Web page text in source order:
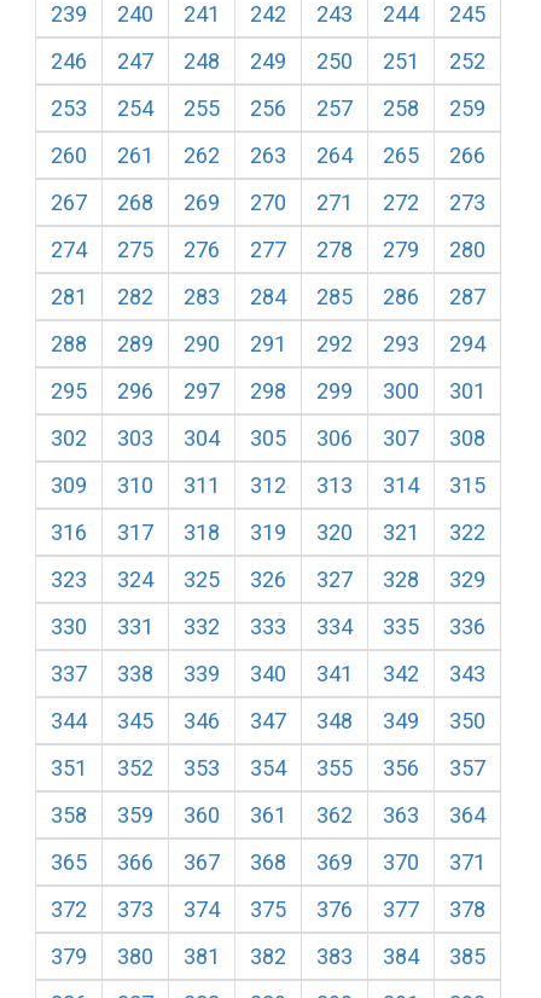
239
240 241 242 243 244
245
246
247 248 249 250 251
252
253
254 255 256 257 258
259
260
261 262 263 264 265
266
267
268 269 270 271 272
273
274
275 276 277 278 279
280
281
282 283 284 285 286
287
288
289 290 291 292 293
294
295
296 297 298 299 300
301
302
303 304 305 306 307
308
309
310 311 312 313 314
315
316
317 318 319 320 321
322
323
324 325 326 327 328
329
330
331 332 333 334 335
336
337
338 339 340 341 342
343
344
345 346 347 348 349
350
351
352 353 354 355 356
357
358
359 360 361 362 363
364
365
366 367 368 369 370
371
372
373 374 375 376 377
378
379
380 381 382 383 384
385